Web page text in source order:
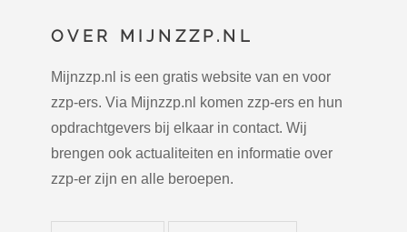
OVER MIJNZZP.NL
Mijnzzp.nl is een gratis website van en voor
zzp-ers. Via Mijnzzp.nl komen zzp-ers en hun
opdrachtgevers bij elkaar in contact. Wij
brengen ook actualiteiten en informatie over
zzp-er zijn en alle beroepen.